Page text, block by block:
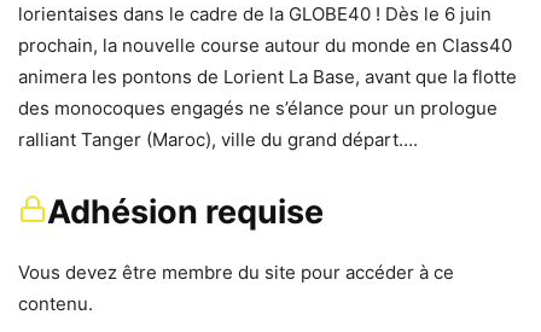
lorientaises dans le cadre de la GLOBE40 ! Dès le 6 juin
prochain, la nouvelle course autour du monde en Class40
animera les pontons de Lorient La Base, avant que la flotte
des monocoques engagés ne s’élance pour un prologue
ralliant Tanger (Maroc), ville du grand départ….
Adhésion requise
Vous devez être membre du site pour accéder à ce
contenu.